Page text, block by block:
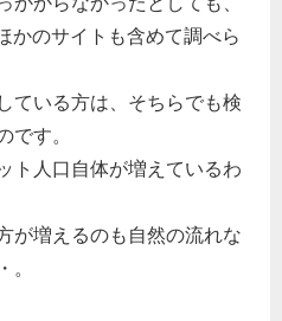
のサイトも含めて調べら
ている方は、そちらでも検
す。
ト人口自体が増えているわ
が増えるのも自然の流れな